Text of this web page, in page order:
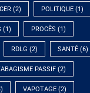
(2) POLITIQUE(1)
(1) PROCÈS (1)
RDLG (2) SANTÉ(6)
PASSIF(2)
VAPOTAGE(2)